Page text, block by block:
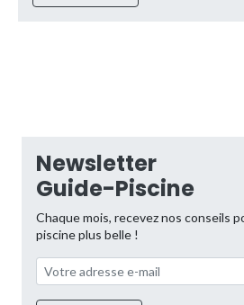
Newsletter
Guide-Piscine
Chaque mois, recevez nos conseils
piscine plus belle !